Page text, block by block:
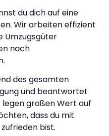
du dich auf eine
Wir arbeiten effizient
Umzugsgüter
nach
des gesamten
und beantwortet
legen großen Wert auf
dass du mit
bist.